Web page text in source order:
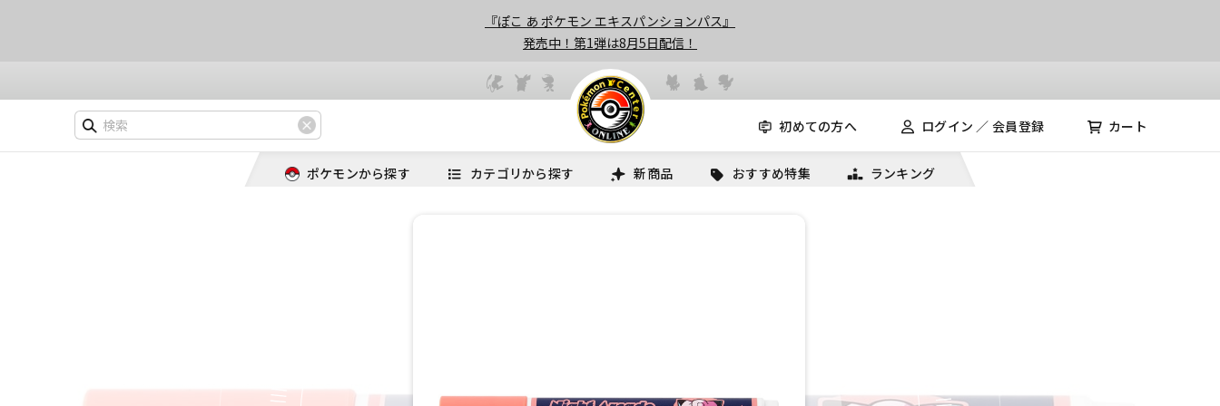
『ぽこ あ ポケモン エキスパンションパス』
発売中！第1弾は8月5日配信！
初めての方へ ログイン ／ 会員登録 カート
ポケモンから探す カテゴリから探す 新商品 おすすめ特集 ランキング